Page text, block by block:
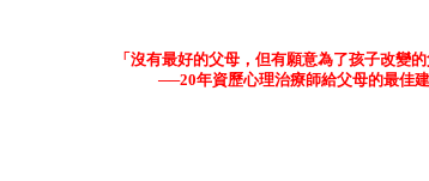
「沒有最好的父母，但有願意為了孩子改變的
──20年資歷心理治療師給父母的最佳